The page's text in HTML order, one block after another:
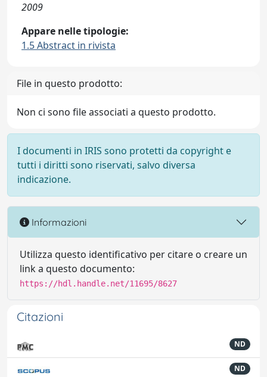
2009
Appare nelle tipologie:
1.5 Abstract in rivista
File in questo prodotto:
Non ci sono file associati a questo prodotto.
I documenti in IRIS sono protetti da copyright e
tutti i diritti sono riservati, salvo diversa
indicazione.
Informazioni
Utilizza questo identificativo per citare o creare un
link a questo documento:
https://hdl.handle.net/11695/8627
Citazioni
ND
ND